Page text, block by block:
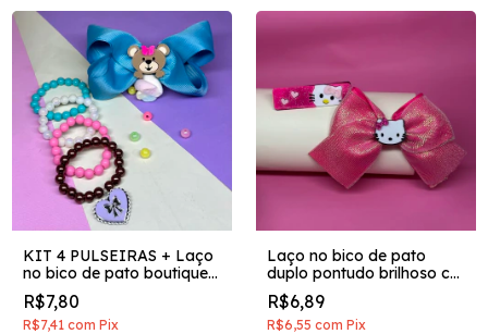
KIT 4 PULSEIRAS + Laço
no bico de pato boutique
invertido aplique acrilico
ursinho tifanny
R$7,80
R$7,41 com Pix
Laço no bico de pato
duplo pontudo brilhoso c/
hairclips hello kitty pink
R$6,89
R$6,55 com Pix